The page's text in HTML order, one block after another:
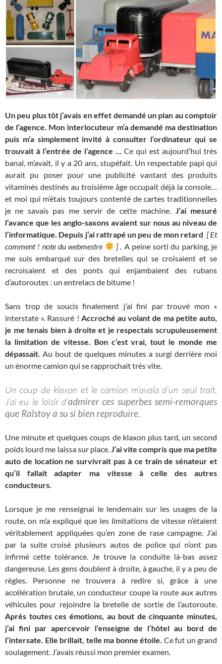
Un peu plus tôt j’avais en effet demandé un plan au comptoir
de l’agence. Mon interlocuteur m’a demandé ma destination
puis m’a simplement invité à consulter l’ordinateur qui se
trouvait à l’entrée de l’agence …
Ce qui est aujourd’hui très
banal, m’avait, il y a 20 ans, stupéfait. Un respectable papi qui
aurait pu poser pour une publicité vantant des produits
vitaminés destinés au troisième âge occupait déjà la console…
et moi qui m’étais toujours contenté de cartes traditionnelles
je ne savais pas me servir de cette machine.
J’ai mesuré
l’avance que les anglo-saxons avaient sur nous au niveau de
l’informatique. Depuis j’ai rattrapé un peu de mon retard [ Et
comment ! note du webmestre
]
A peine sorti du parking, je
me suis embarqué sur des bretelles qui se croisaient et se
recroisaient et des ponts qui enjambaient des rubans
d’autoroutes : un entrelacs de bitume !
Sans trop de soucis finalement j’ai fini par trouvé mon «
interstate ». Rassuré ! Accroché au volant de ma petite auto,
je me tenais bien à droite et je respectais scrupuleusement
la limitation de vitesse. Bon c’est vrai, tout le monde me
dépassait. Au bout de quelques minutes a surgi derrière moi
un énorme camion qui se rapprochait très vite.
Un coup de klaxon et le camion m’avala d’un seul trait.
J’ai eu le loisir d’admirer ces superbes semi-remorques
que Ralstoy a su si bien reproduire.
Une minute et quelques coups de klaxon plus tard, un second
poids lourd me laissa sur place. J’ai vite compris que ma petite
auto de location ne survivrait pas à ce train de sénateur et
qu’il fallait adapter ma vitesse à celle des autres
conducteurs.
Lorsque je me renseignai le lendemain sur les usages de la
route, on m’a expliqué que les limitations de vitesse n’étaient
véritablement appliquées qu’en zone de rase campagne. J’ai
par la suite croisé plusieurs autos de police qui n’ont pas
infirmé cette tolérance. Je trouve la conduite là-bas assez
dangereuse. Les gens doublent à droite, à gauche, il y a peu de
règles. Personne ne trouvera à redire si, grâce à une
accélération brutale, un conducteur coupe la route aux autres
véhicules pour rejoindre la bretelle de sortie de l’autoroute.
Après toutes ces émotions, au bout de cinquante minutes,
j’ai fini par apercevoir l’enseigne de l’hôtel au bord de
l’intersate. Elle brillait, telle ma bonne étoile. Ce fut un grand
soulagement. J’avais réussi mon premier examen.